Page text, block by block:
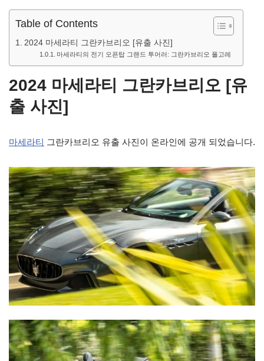
Table of Contents
2024 마세라티 그란카브리오 [유출 사진]
마세라티의 전기 오픈탑 그랜드 투어러: 그란카브리오 폴고레
2024 마세라티 그란카브리오 [유
출 사진]
마세라티 그란카브리오 유출 사진이 온라인에 공개 되었습니다.